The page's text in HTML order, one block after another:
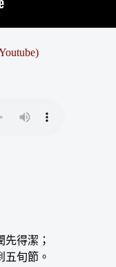
)
得潔；
五旬節。